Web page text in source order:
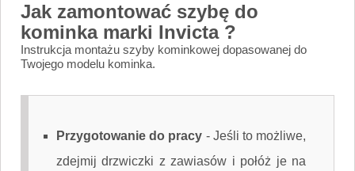
Jak zamontować szybę do
kominka marki Invicta ?
Instrukcja montażu szyby kominkowej dopasowanej do
Twojego modelu kominka.
Przygotowanie do pracy - Jeśli to możliwe,
zdejmij drzwiczki z zawiasów i połóż je na